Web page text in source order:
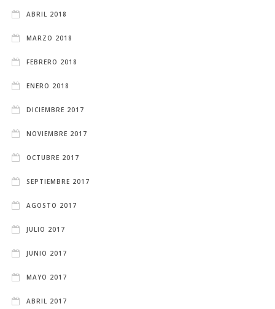
ABRIL 2018
MARZO 2018
FEBRERO 2018
ENERO 2018
DICIEMBRE 2017
NOVIEMBRE 2017
OCTUBRE 2017
SEPTIEMBRE 2017
AGOSTO 2017
JULIO 2017
JUNIO 2017
MAYO 2017
ABRIL 2017